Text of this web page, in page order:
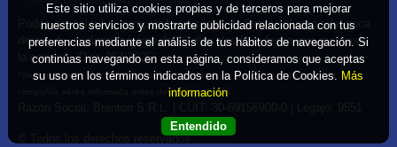
Podés cancelar tus compras* realizadas de forma online o telefonica
dentro de un plazo máximo de 10 días desde la fecha que realizaste
la compra. (Disp.954/2025)
*Según decreto 809/2024 las tarifas aéreas se rigen por política tarifaria de la
compañía aérea informada antes de la contratación
© Todos los derechos reservados
Este sitio utiliza cookies propias y de terceros para mejorar
nuestros servicios y mostrarte publicidad relacionada con tus
preferencias mediante el análisis de tus hábitos de navegación. Si
continúas navegando en esta página, consideramos que aceptas
su uso en los términos indicados en la Política de Cookies.
Más
información
Entendido